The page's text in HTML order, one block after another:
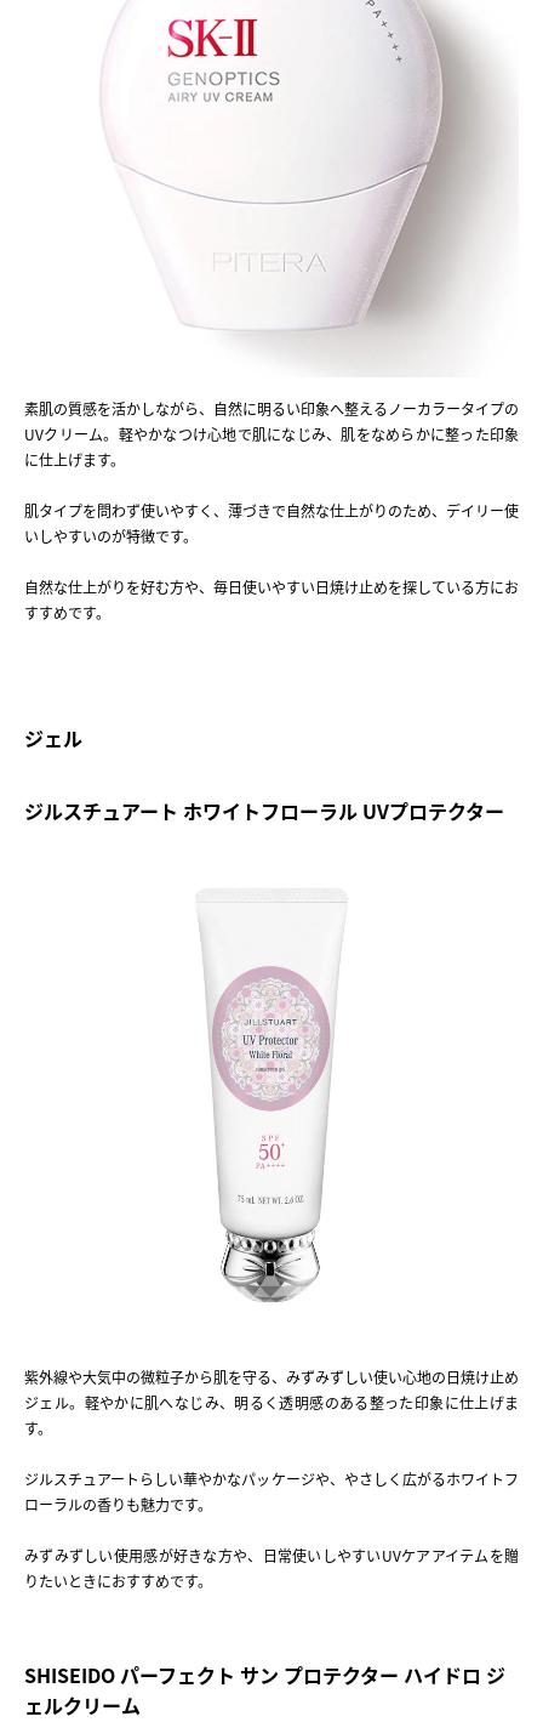
素肌の質感を活かしながら、自然に明るい印象へ整えるノーカラータイプの
UVクリーム。軽やかなつけ心地で肌になじみ、肌をなめらかに整った印象
に仕上げます。
肌タイプを問わず使いやすく、薄づきで自然な仕上がりのため、デイリー使
いしやすいのが特徴です。
自然な仕上がりを好む方や、毎日使いやすい日焼け止めを探している方にお
すすめです。
ジェル
ジルスチュアート ホワイトフローラル UVプロテクター
紫外線や大気中の微粒子から肌を守る、みずみずしい使い心地の日焼け止め
ジェル。軽やかに肌へなじみ、明るく透明感のある整った印象に仕上げま
す。
ジルスチュアートらしい華やかなパッケージや、やさしく広がるホワイトフ
ローラルの香りも魅力です。
みずみずしい使用感が好きな方や、日常使いしやすいUVケアアイテムを贈
りたいときにおすすめです。
SHISEIDO パーフェクト サン プロテクター ハイドロ ジ
ェルクリーム